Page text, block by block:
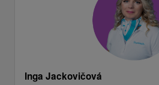
Inga Jackovičová